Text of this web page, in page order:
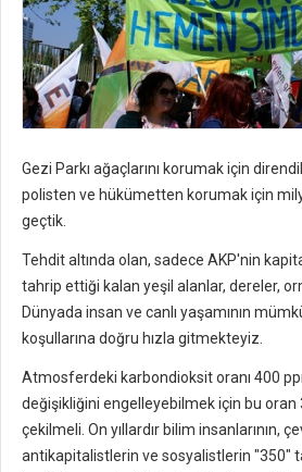
Gezi Parkı ağaçlarını korumak için
polisten ve hükümetten korumak için
geçtik.
Tehdit altında olan, sadece AKP'nin
tahrip ettiği kalan yeşil alanlar, dereler,
Dünyada insan ve canlı yaşamının
koşullarına doğru hızla gitmekteyiz.
Atmosferdeki karbondioksit oranı 400
değişikliğini engelleyebilmek için bu oran
çekilmeli. On yıllardır bilim insanlarının,
antikapitalistlerin ve sosyalistlerin "350"